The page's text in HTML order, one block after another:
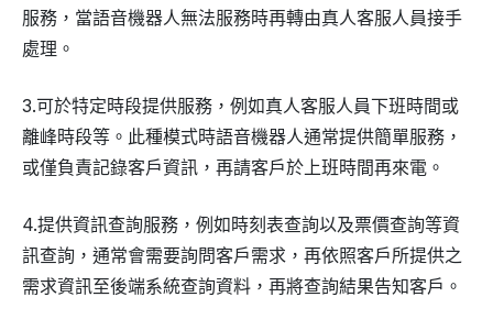
服務，當語音機器人無法服務時再轉由真人客服人員接手
處理。
3.可於特定時段提供服務，例如真人客服人員下班時間或
離峰時段等。此種模式時語音機器人通常提供簡單服務，
或僅負責記錄客戶資訊，再請客戶於上班時間再來電。
4.提供資訊查詢服務，例如時刻表查詢以及票價查詢等資
訊查詢，通常會需要詢問客戶需求，再依照客戶所提供之
需求資訊至後端系統查詢資料，再將查詢結果告知客戶。